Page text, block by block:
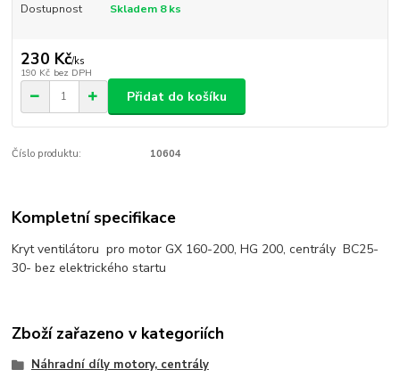
Dostupnost Skladem 8 ks
230 Kč/ks
190 Kč bez DPH
Přidat do košíku
Číslo produktu: 10604
Kompletní specifikace
Kryt ventilátoru pro motor GX 160-200, HG 200, centrály BC25-
30- bez elektrického startu
Zboží zařazeno v kategoriích
Náhradní díly motory, centrály